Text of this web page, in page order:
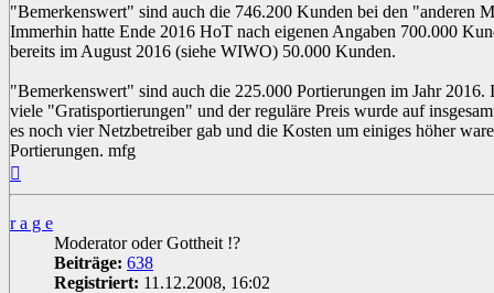
"Bemerkenswert" sind auch die 746.200 Kunden bei den "anderen
Immerhin hatte Ende 2016 HoT nach eigenen Angaben 700.000
bereits im August 2016 (siehe WIWO) 50.000 Kunden.
"Bemerkenswert" sind auch die 225.000 Portierungen im Jahr 2016.
viele "Gratisportierungen" und der reguläre Preis wurde auf
es noch vier Netzbetreiber gab und die Kosten um einiges höher
Portierungen. mfg
r a g e
Moderator oder Gottheit !?
Beiträge: 638
Registriert: 11.12.2008, 16:02